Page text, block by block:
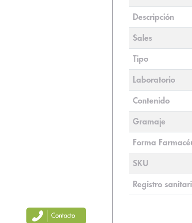
Descripción
Sales
Tipo
Laboratorio
Contenido
Gramaje
Forma
SKU
Registro